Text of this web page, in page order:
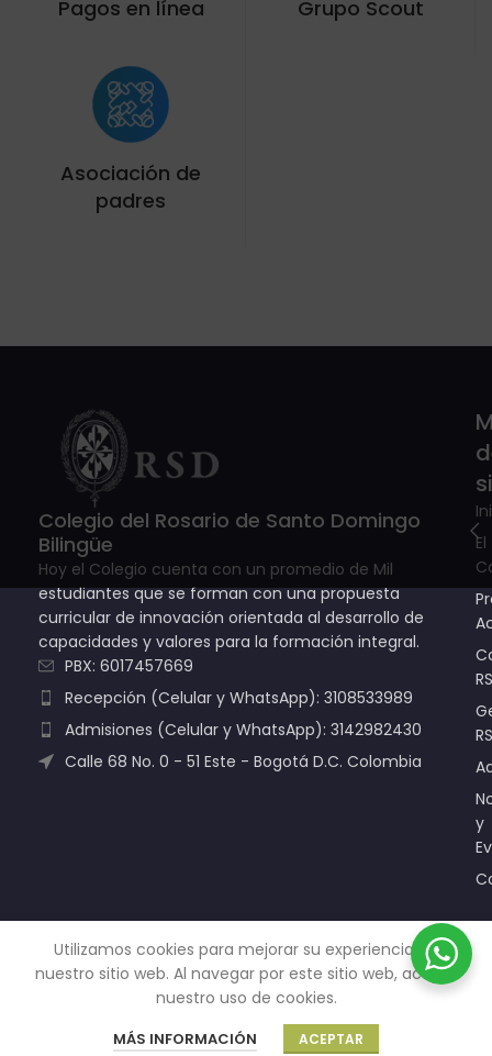
Pagos en línea Grupo Scout
Asociación de
padres
Colegio del Rosario de Santo Domingo
Bilingüe
Hoy el Colegio cuenta con un promedio de Mil
estudiantes que se forman con una propuesta
curricular de innovación orientada al desarrollo de
capacidades y valores para la formación integral.
PBX: 6017457669
Recepción (Celular y WhatsApp): 3108533989
Admisiones (Celular y WhatsApp): 3142982430
Calle 68 No. 0 - 51 Este - Bogotá D.C. Colombia
El
y
Todos los derechos reservados. © Copyright 2005 - 2026 |
Políticas de Protección de datos personales – RSD
Sitio creado por
Internet Ya.
Utilizamos cookies para mejorar su experiencia en
nuestro sitio web. Al navegar por este sitio web, acepta
nuestro uso de cookies.
MÁS INFORMACIÓN ACEPTAR